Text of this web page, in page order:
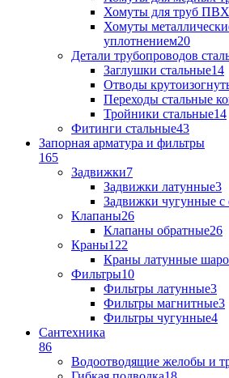
Хомуты для труб ПВХ
Хомуты
уплотнением20
Детали трубопроводов
Заглушки стальные14
Отводы
Переходы стальные
Тройники стальные14
Фитинги стальные43
Запорная арматура и фильтры
165
Задвижки7
Задвижки латунные3
Задвижки чугунные
Клапаны26
Клапаны обратные26
Краны122
Краны латунные
Фильтры10
Фильтры латунные3
Фильтры магнитные3
Фильтры чугунные4
Сантехника
86
Водоотводящие желобы и